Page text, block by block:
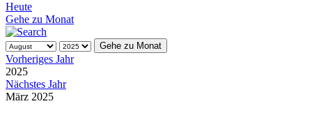
Heute
Gehe zu Monat
Gehe zu Monat
Vorheriges Jahr
2025
Nächstes Jahr
März 2025